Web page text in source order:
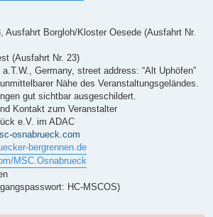
Ausfahrt Borgloh/Kloster Oesede (Ausfahrt Nr.
(Ausfahrt Nr. 23)
Germany, street address: “Alt Uphöfen”
Nähe des Veranstaltungsgeländes.
gut sichtbar ausgeschildert.
Kontakt zum Veranstalter
e.V. im ADAC
osnabrueck.com
bergrennen.de
MSC.Osnabrueck
HC-MSCOS)